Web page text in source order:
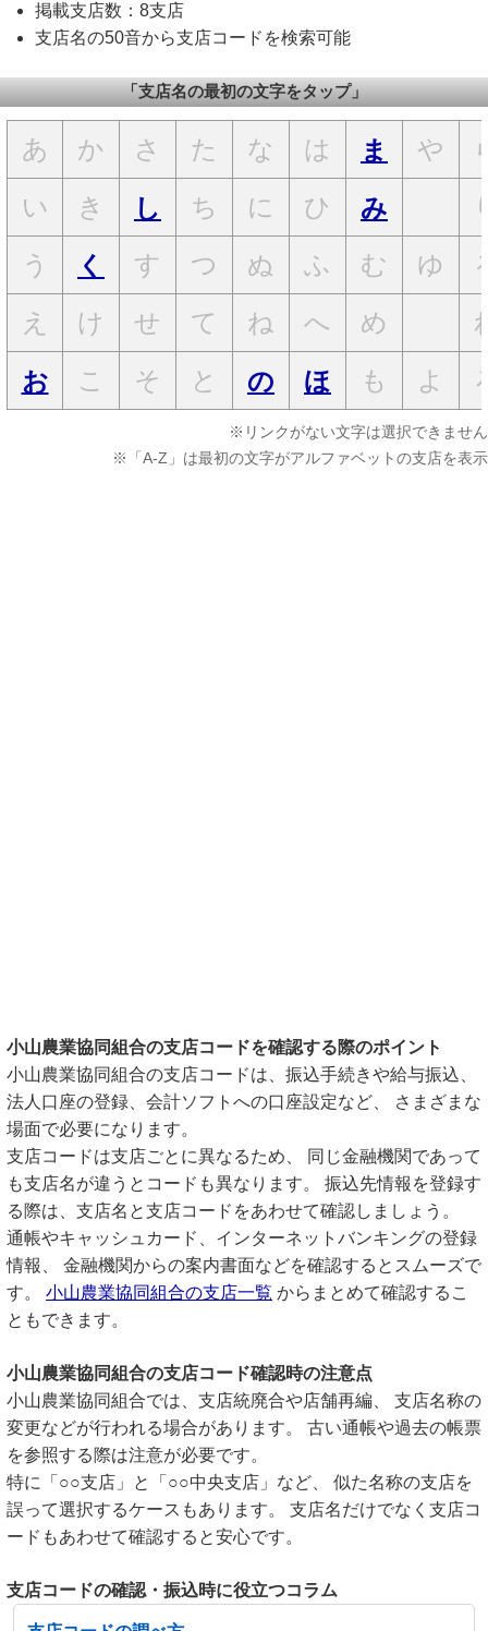
掲載支店数：8支店
支店名の50音から支店コードを検索可能
「支店名の最初の文字をタップ」
あ か さ た な は ま や
い
き し ち に ひ み
う
く す つ ぬ ふ む ゆ
え
け せ て ね へ め
お
こ そ と の ほ も よ
※リンクがない文字は選択できません
※「A-Z」は最初の文字がアルファベットの支店を表示
小山農業協同組合の支店コードを確認する際のポイント
小山農業協同組合の支店コードは、振込手続きや給与振込、
法人口座の登録、会計ソフトへの口座設定など、 さまざまな
場面で必要になります。
支店コードは支店ごとに異なるため、 同じ金融機関であって
も支店名が違うとコードも異なります。 振込先情報を登録す
る際は、支店名と支店コードをあわせて確認しましょう。
通帳やキャッシュカード、インターネットバンキングの登録
情報、 金融機関からの案内書面などを確認するとスムーズで
す。 小山農業協同組合の支店一覧 からまとめて確認するこ
ともできます。
小山農業協同組合の支店コード確認時の注意点
小山農業協同組合では、支店統廃合や店舗再編、 支店名称の
変更などが行われる場合があります。 古い通帳や過去の帳票
を参照する際は注意が必要です。
特に「○○支店」と「○○中央支店」など、 似た名称の支店を
誤って選択するケースもあります。 支店名だけでなく支店コ
ードもあわせて確認すると安心です。
支店コードの確認・振込時に役立つコラム